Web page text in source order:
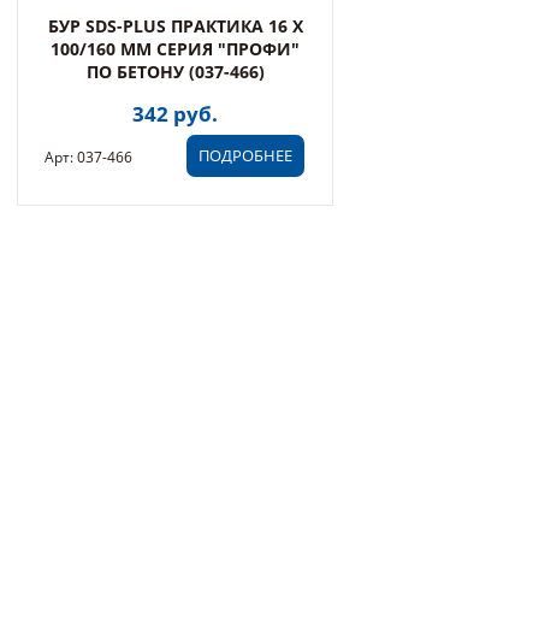
БУР SDS-PLUS ПРАКТИКА 16 Х
100/160 ММ СЕРИЯ "ПРОФИ"
ПО БЕТОНУ (037-466)
342 руб.
ПОДРОБНЕЕ
Арт: 037-466